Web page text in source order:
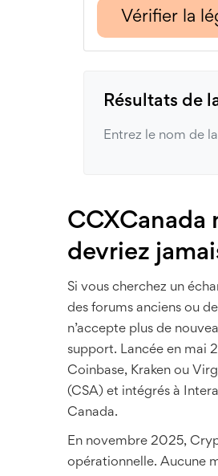
Vérifier la
Résultats de
Entrez le nom de
CCXCanada
devriez
Si vous cherchez un
des forums anciens ou
n’accepte plus de
support. Lancée en mai
Coinbase, Kraken ou
(CSA) et intégrés à
Canada.
En novembre 2025,
opérationnelle. Aucune